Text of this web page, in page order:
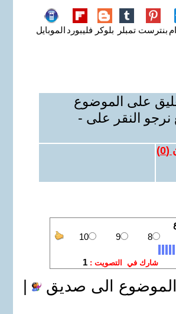
بنترست تمبلر بلوكر فليبورد الموبايل
على الموضوع
نرجو النقر على -
(
0
)
الى صديق